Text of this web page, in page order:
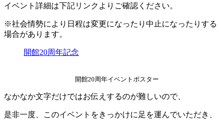
イベント詳細は下記リンクよりご確認ください。
※社会情勢により日程は変更になったり中止になったりする
場合があります。
開館20周年記念
開館20周年イベントポスター
なかなか文字だけではお伝えするのが難しいので、
是非一度、このイベントをきっかけに足を運んでいただき、